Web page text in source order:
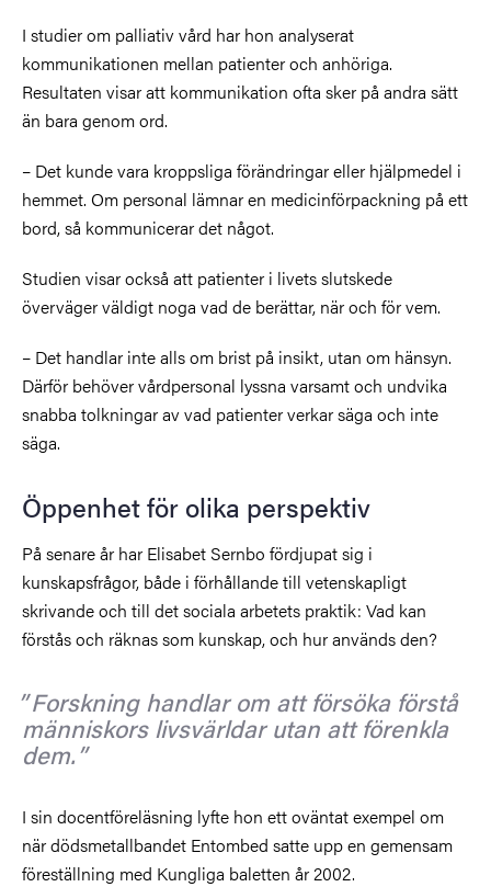
I studier om palliativ vård har hon analyserat
kommunikationen mellan patienter och anhöriga.
Resultaten visar att kommunikation ofta sker på andra sätt
än bara genom ord.
– Det kunde vara kroppsliga förändringar eller hjälpmedel i
hemmet. Om personal lämnar en medicinförpackning på ett
bord, så kommunicerar det något.
Studien visar också att patienter i livets slutskede
överväger väldigt noga vad de berättar, när och för vem.
– Det handlar inte alls om brist på insikt, utan om hänsyn.
Därför behöver vårdpersonal lyssna varsamt och undvika
snabba tolkningar av vad patienter verkar säga och inte
säga.
Öppenhet för olika perspektiv
På senare år har Elisabet Sernbo fördjupat sig i
kunskapsfrågor, både i förhållande till vetenskapligt
skrivande och till det sociala arbetets praktik: Vad kan
förstås och räknas som kunskap, och hur används den?
Forskning handlar om att försöka förstå
människors livsvärldar utan att förenkla
dem.
I sin docentföreläsning lyfte hon ett oväntat exempel om
när dödsmetallbandet Entombed satte upp en gemensam
föreställning med Kungliga baletten år 2002.